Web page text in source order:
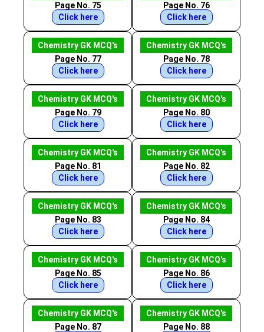
Page No. 75
Click here
Page No. 76
Click here
Chemistry GK MCQ's
Page No. 77
Click here
Chemistry GK MCQ's
Page No. 78
Click here
Chemistry GK MCQ's
Page No. 79
Click here
Chemistry GK MCQ's
Page No. 80
Click here
Chemistry GK MCQ's
Page No. 81
Click here
Chemistry GK MCQ's
Page No. 82
Click here
Chemistry GK MCQ's
Page No. 83
Click here
Chemistry GK MCQ's
Page No. 84
Click here
Chemistry GK MCQ's
Page No. 85
Click here
Chemistry GK MCQ's
Page No. 86
Click here
Chemistry GK MCQ's
Page No. 87
Chemistry GK MCQ's
Page No. 88